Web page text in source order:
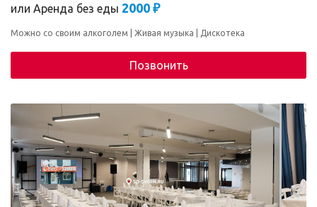
или Аренда без еды 2000 ₽
Можно со своим алкоголем Живая музыка Дискотека
Позвонить